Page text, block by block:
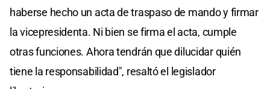
haberse hecho un acta de traspaso de mando y firmar
la vicepresidenta. Ni bien se firma el acta, cumple
otras funciones. Ahora tendrán que dilucidar quién
tiene la responsabilidad", resaltó el legislador